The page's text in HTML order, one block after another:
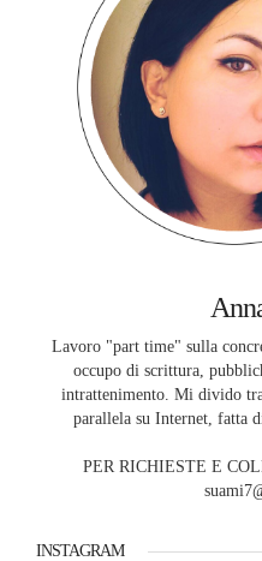
Lavoro "part time" sulla
occupo di scrittura,
intrattenimento. Mi divido
parallela su Internet, fatta
PER RICHIESTE E
INSTAGRAM